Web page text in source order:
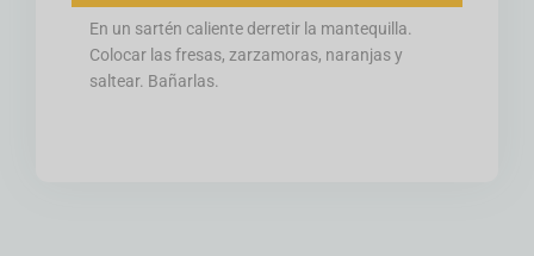
En un sartén caliente derretir la mantequilla.
Colocar las fresas, zarzamoras, naranjas y
saltear. Bañarlas.